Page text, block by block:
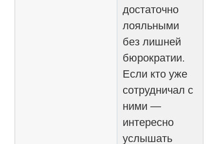
достаточно
лояльными
без лишней
бюрократии.
Если кто уже
сотрудничал с
ними —
интересно
услышать